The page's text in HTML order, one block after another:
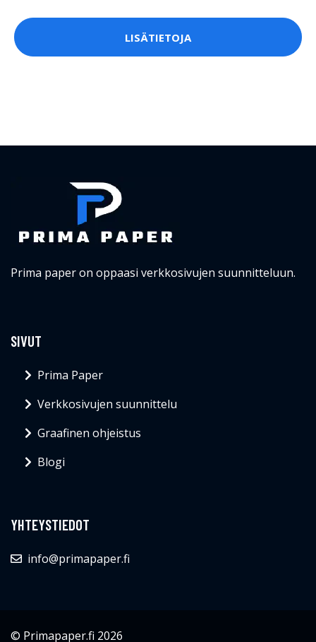
LISÄTIETOJA
Prima paper on oppaasi verkkosivujen suunnitteluun.
SIVUT
Prima Paper
Verkkosivujen suunnittelu
Graafinen ohjeistus
Blogi
YHTEYSTIEDOT
info@primapaper.fi
© Primapaper.fi 2026